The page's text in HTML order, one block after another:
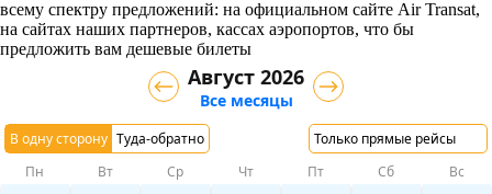
всему спектру предложений: на официальном сайте Air Transat,
на сайтах наших партнеров, кассах аэропортов, что бы
предложить вам дешевые билеты
В одну сторону Туда-обратно Только прямые рейсы
Август 2026
Все месяцы
Пн Вт Ср Чт Пт Сб Вс